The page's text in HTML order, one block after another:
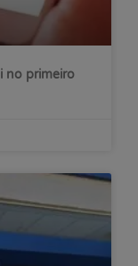
no primeiro